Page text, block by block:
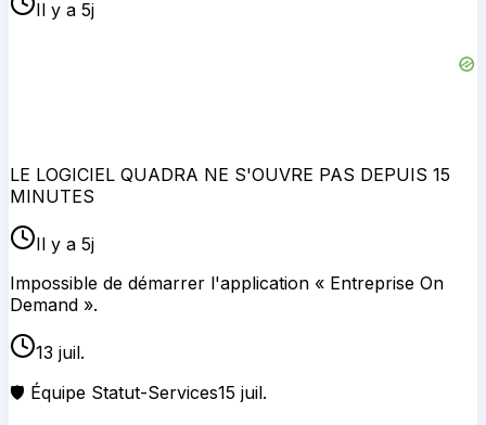
Il y a 5j
LE LOGICIEL QUADRA NE S'OUVRE PAS DEPUIS 15
MINUTES
Il y a 5j
Impossible de démarrer l'application « Entreprise On
Demand ».
13 juil.
🛡️ Équipe Statut-Services15 juil.